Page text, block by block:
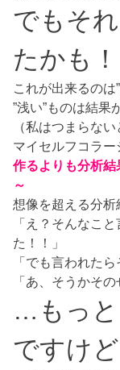
でもそ
たかも！
これが出来るのは
”浅い”ものは結
（私はつまらな
マイセルフコラ
作るよりも分析
～
想像を超える分
「え？そんなこ
た！！」
「でも言われたら
「あ、そうかそ
…もっと
ですけど